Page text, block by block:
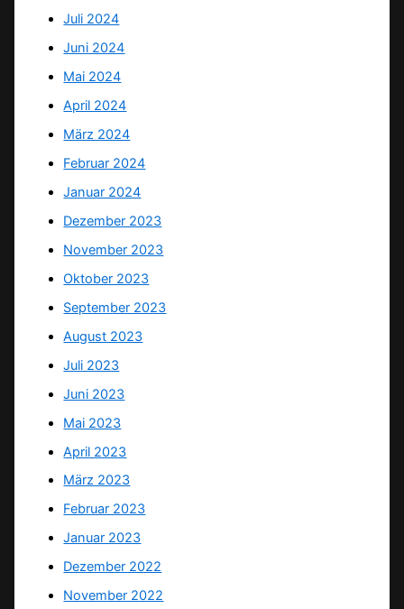
Juli 2024
Juni 2024
Mai 2024
April 2024
März 2024
Februar 2024
Januar 2024
Dezember 2023
November 2023
Oktober 2023
September 2023
August 2023
Juli 2023
Juni 2023
Mai 2023
April 2023
März 2023
Februar 2023
Januar 2023
Dezember 2022
November 2022